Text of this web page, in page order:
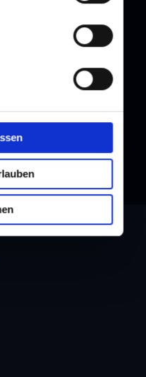
an, und bleiben Sie